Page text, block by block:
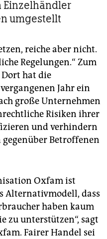
Einzelhändler
umgestellt
reiche aber nicht.
Regelungen.“ Zum
hat die
Jahr ein
große Unternehmen
Risiken ihrer
und verhindern
Betroffenen
Oxfam ist
Alternativmodell, dass
haben kaum
zu unterstützen“, sagt
Fairer Handel sei